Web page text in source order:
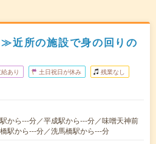
近所の施設で身の回りの
あり 土日祝日が休み 残業なし
から---分／平成駅から---分／味噌天神前
駅から---分／洗馬橋駅から---分